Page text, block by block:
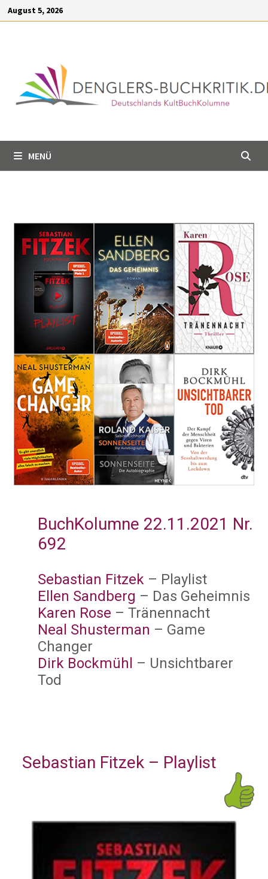
springen
August 5, 2026
MENÜ
BuchKolumne 22.11.2021 Nr.
692
Sebastian Fitzek – Playlist
Ellen Sandberg – Das Geheimnis
Karen Rose – Tränennacht
Neal Shusterman – Game
Changer
Dirk Bockmühl – Unsichtbarer
Tod
Sebastian Fitzek – Playlist